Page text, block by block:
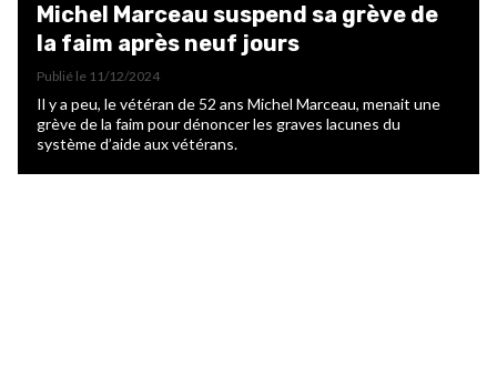
Michel Marceau suspend sa grève de
la faim après neuf jours
Publié le 11/12/2024
Il y a peu, le vétéran de 52 ans Michel Marceau, menait une
grève de la faim pour dénoncer les graves lacunes du
système d’aide aux vétérans.